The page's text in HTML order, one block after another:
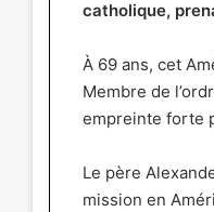
catholique,
À 69 ans, cet
Membre de
empreinte forte
Le père
mission en